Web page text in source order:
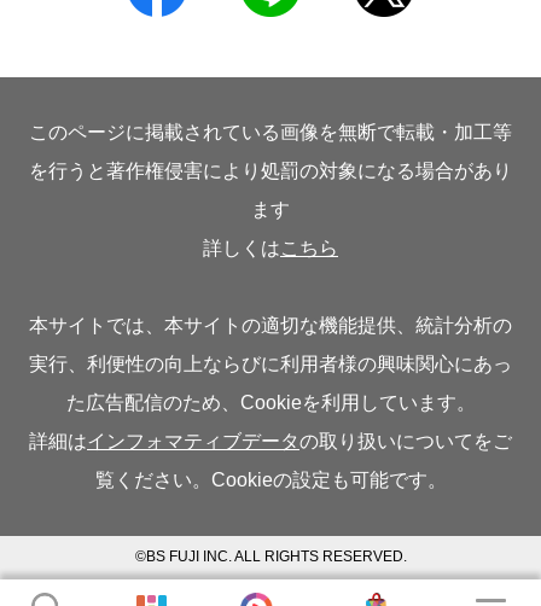
このページに掲載されている画像を無断で転載・加工等
を行うと著作権侵害により処罰の対象になる場合があり
ます
詳しくはこちら
本サイトでは、本サイトの適切な機能提供、統計分析の
実行、利便性の向上ならびに利用者様の興味関心にあっ
た広告配信のため、Cookieを利用しています。
詳細はインフォマティブデータの取り扱いについてをご
覧ください。Cookieの設定も可能です。
©BS FUJI INC. ALL RIGHTS RESERVED.